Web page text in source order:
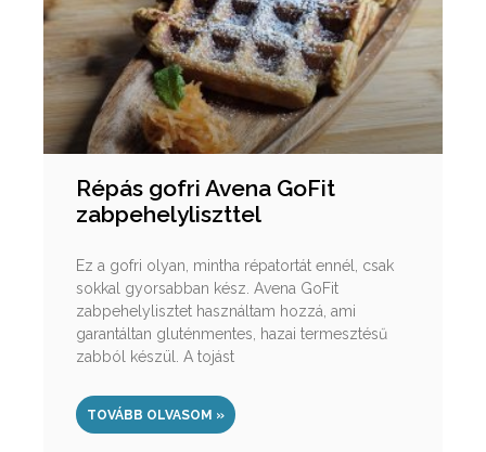
Répás gofri Avena GoFit
zabpehelyliszttel
Ez a gofri olyan, mintha répatortát ennél, csak
sokkal gyorsabban kész. Avena GoFit
zabpehelylisztet használtam hozzá, ami
garantáltan gluténmentes, hazai termesztésű
zabból készül. A tojást
TOVÁBB OLVASOM »